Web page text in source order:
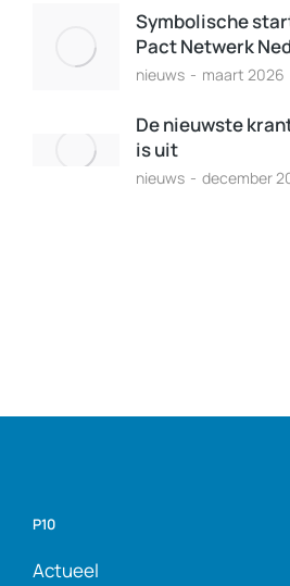
Symbolische
Pact Netwerk
nieuws maart 2026
De nieuwste
is uit
nieuws december
P10
Actueel